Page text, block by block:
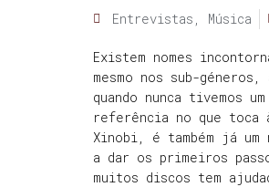
Entrevistas , Música
Existem nomes
mesmo nos sub-
quando nunca tivemos
referência no que toca
Xinobi, é também já um
a dar os primeiros
muitos discos tem